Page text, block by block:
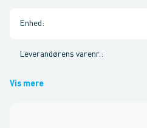
Enhed :
Leverandørens varenr. :
Vis mere